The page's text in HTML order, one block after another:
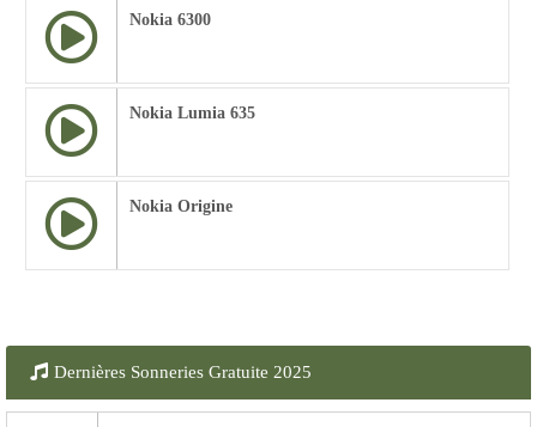
Nokia 6300
Nokia Lumia 635
Nokia Origine
Dernières Sonneries Gratuite 2025